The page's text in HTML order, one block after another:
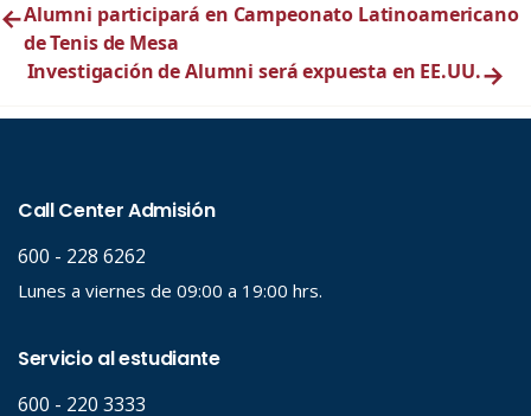
←Alumni participará en Campeonato Latinoamericano
de Tenis de Mesa
Investigación de Alumni será expuesta en EE.UU.→